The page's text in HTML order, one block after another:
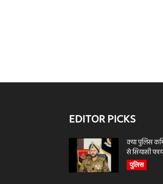
EDITOR PICKS
क्या पुलिस
से सियासी
पुलिस